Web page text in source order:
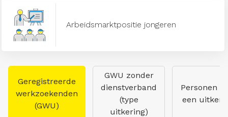
Arbeidsmarktpositie jongeren
Geregistreerde
werkzoekenden
(GWU)
GWU zonder
dienstverband
(type
uitkering)
Personen
een